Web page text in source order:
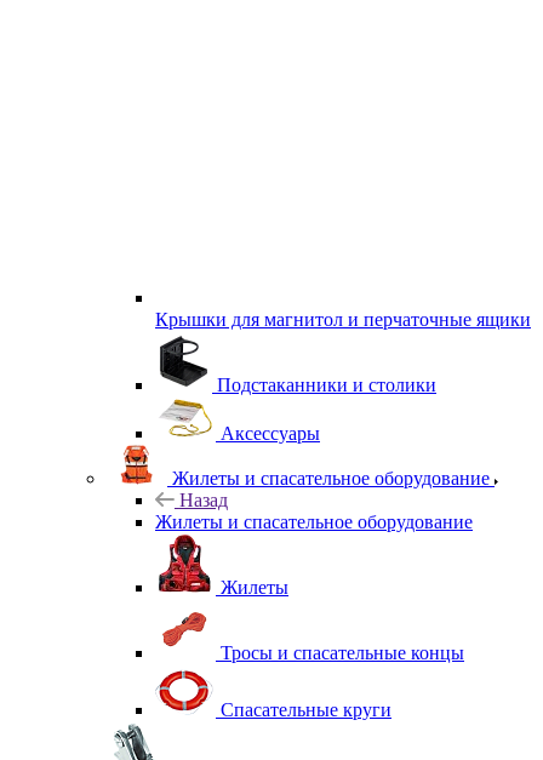
Крышки для магнитол и перчаточные ящики
Подстаканники и столики
Аксессуары
Жилеты и спасательное оборудование
Назад
Жилеты и спасательное оборудование
Жилеты
Тросы и спасательные концы
Спасательные круги